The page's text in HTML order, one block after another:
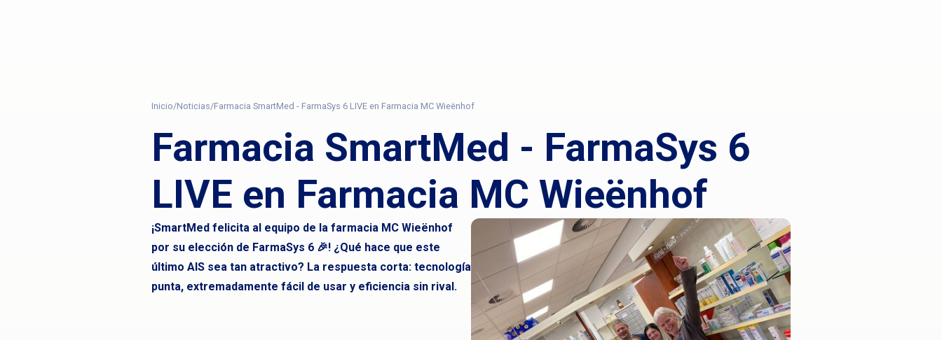
Inicio/Noticias/Farmacia SmartMed - FarmaSys 6 LIVE en Farmacia MC Wieënhof
Farmacia SmartMed - FarmaSys 6
LIVE en Farmacia MC Wieënhof
¡SmartMed felicita al equipo de la farmacia MC Wieënhof
por su elección de FarmaSys 6 🎉! ¿Qué hace que este
último AIS sea tan atractivo? La respuesta corta: tecnología
punta, extremadamente fácil de usar y eficiencia sin rival.